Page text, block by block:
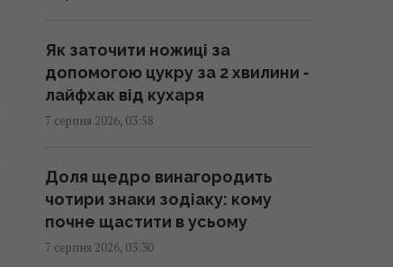
05:25 п'ятниця, 07 серпня 2026
Удари Росії по кораблях у
04:37 п'ятниця, 07 серпня 2026
214 мільйонів років тому
Як заточити ножиці за
допомогою цукру за 2 хвилини -
лайфхак від кухаря
7 серпня 2026, 03:58
Доля щедро винагородить
чотири знаки зодіаку: кому
почне щастити в усьому
7 серпня 2026, 03:30